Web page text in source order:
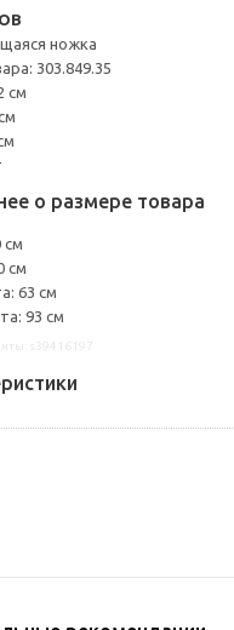
ножка
303.849.35
см
о размере товара
см
см
63 см
93 см